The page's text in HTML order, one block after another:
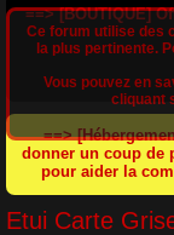
==> [BOUTIQUE]
==>
donner un coup de
pour aider la
Etui Carte
Ce forum utilise des
la plus pertinente.
Vous pouvez en
cliquant